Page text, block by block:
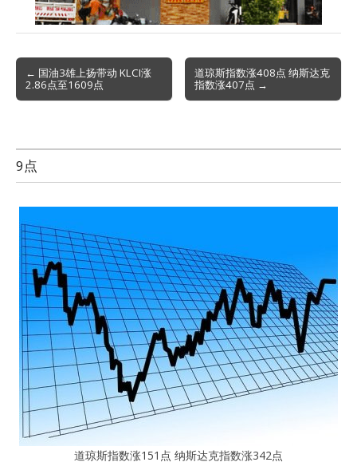
Post
navigation
← 国油3雄上扬带动 KLCI涨
2.86点至1609点
道琼斯指数涨408点 纳斯达克
指数涨407点 →
9点
道琼斯指数涨151点 纳斯达克指数涨342点